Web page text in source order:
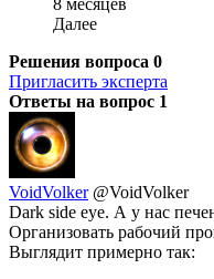
8 месяцев
Далее
Решения вопроса 0
Пригласить эксперта
Ответы на вопрос 1
VoidVolker @VoidVolker
Dark side eye. А у нас
Организовать рабочий
Выглядит примерно так: